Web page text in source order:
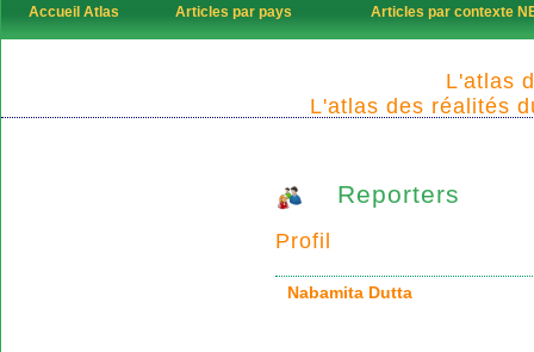
Accueil Atlas Articles par pays Articles par contexte
L'atlas
L'atlas des réalités
Reporters
Profil
Nabamita Dutta